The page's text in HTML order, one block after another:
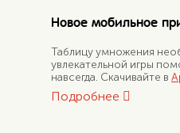
Новое мобильное
Таблицу умножения
увлекательной игры
навсегда. Скачивайте в
Подробнее